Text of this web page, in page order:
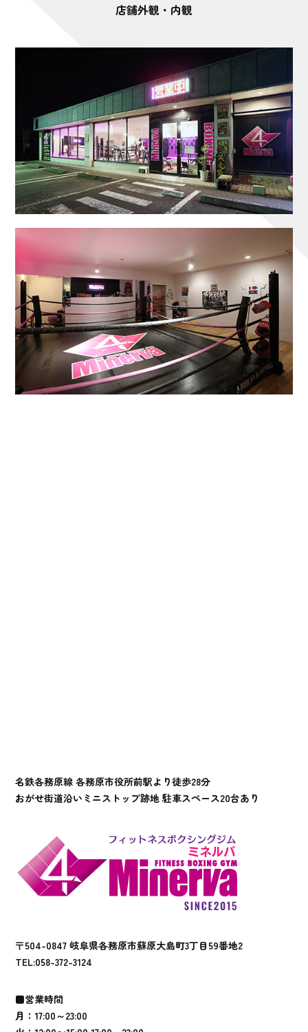
店舗外観・内観
〒504-0847 岐阜県各務原市蘇原大島町3丁目59番地2
TEL:058-372-3124
■営業時間
月：17:00～23:00
名鉄各務原線 各務原市役所前駅より徒歩28分
おがせ街道沿いミニストップ跡地 駐車スペース20台あり